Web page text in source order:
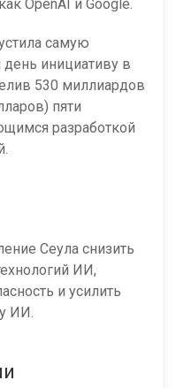
OpenAI и Google.
самую
инициативу в
530 миллиардов
пяти
разработкой
Сеула снизить
ИИ,
и усилить
ИИ.